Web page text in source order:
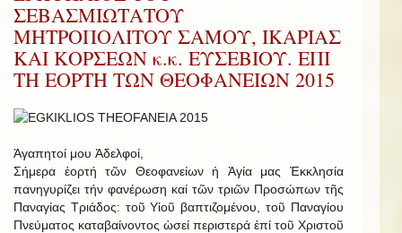
ΣΕΒΑΣΜΙΩΤΑΤΟΥ
ΜΗΤΡΟΠΟΛΙΤΟΥ ΣΑΜΟΥ, ΙΚΑΡΙΑΣ
ΚΑΙ ΚΟΡΣΕΩΝ κ.κ. ΕΥΣΕΒΙΟΥ. ΕΠΙ
ΤΗ ΕΟΡΤΗ ΤΩΝ ΘΕΟΦΑΝΕΙΩΝ 2015
Ἀγαπητοί μου Ἀδελφοί,
Σήμερα ἑορτή τῶν Θεοφανείων ἡ Ἁγία μας Ἐκκλησία
πανηγυρίζει τήν φανέρωση καί τῶν τριῶν Προσώπων τῆς
Παναγίας Τριάδος: τοῦ Υἱοῦ βαπτιζομένου, τοῦ Παναγίου
Πνεύματος καταβαίνοντος ὡσεί περιστερά ἐπί τοῦ Χριστοῦ